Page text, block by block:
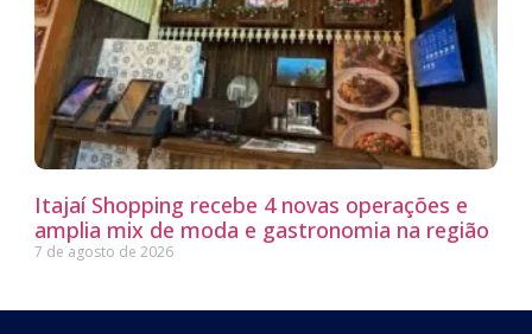
Itajaí Shopping recebe 4 novas operações e
amplia mix de moda e gastronomia na região
7 de agosto de 2026